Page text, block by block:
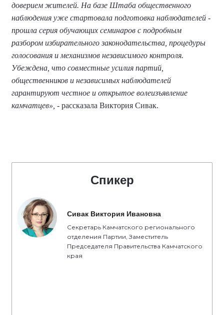
доверием жителей. На базе Штаба общественного
наблюдения уже стартовала подготовка наблюдателей -
прошла серия обучающих семинаров с подробным
разбором избирательного законодательства, процедуры
голосования и механизмов независимого контроля.
Убеждена, что совместные усилия партий,
общественников и независимых наблюдателей
гарантируют честное и открытое волеизъявление
камчатцев», - рассказала Виктория Сивак.
Спикер
Сивак Виктория Ивановна
Секретарь Камчатского регионального
отделения Партии, Заместитель
Председателя Правительства Камчатского
края